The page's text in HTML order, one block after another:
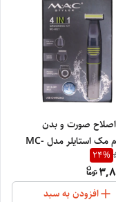
ماشین اصلاح صورت و بدن
بادیگروم مک استایلر مدل MC-
24%
افزودن به سبد